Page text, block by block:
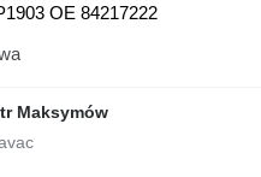
OE 84217222
Maksymów